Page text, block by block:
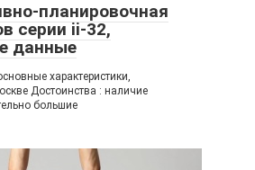
планировочная
серии ii-32,
данные
характеристики,
Достоинства : наличие
большие